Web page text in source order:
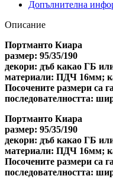
Допълнителна
Описание
Портманто Киара
размер: 95/35/190
декори: дъб какао ГБ
материали: ПДЧ 16мм;
Посочените размери са
последователността:
Портманто Киара
размер: 95/35/190
декори: дъб какао ГБ
материали: ПДЧ 16мм;
Посочените размери са
последователността: